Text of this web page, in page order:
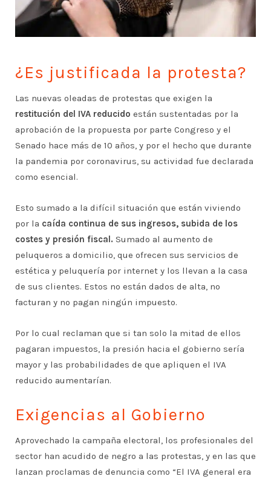
¿Es justificada la protesta?
Las nuevas oleadas de protestas que exigen la
restitución del IVA reducido están sustentadas por la
aprobación de la propuesta por parte Congreso y el
Senado hace más de 10 años, y por el hecho que durante
la pandemia por coronavirus, su actividad fue declarada
como esencial.
Esto sumado a la difícil situación que están viviendo
por la caída continua de sus ingresos, subida de los
costes y presión fiscal. Sumado al aumento de
peluqueros a domicilio, que ofrecen sus servicios de
estética y peluquería por internet y los llevan a la casa
de sus clientes. Estos no están dados de alta, no
facturan y no pagan ningún impuesto.
Por lo cual reclaman que si tan solo la mitad de ellos
pagaran impuestos, la presión hacia el gobierno sería
mayor y las probabilidades de que apliquen el IVA
reducido aumentarían.
Exigencias al Gobierno
Aprovechado la campaña electoral, los profesionales del
sector han acudido de negro a las protestas, y en las que
lanzan proclamas de denuncia como “El IVA general era